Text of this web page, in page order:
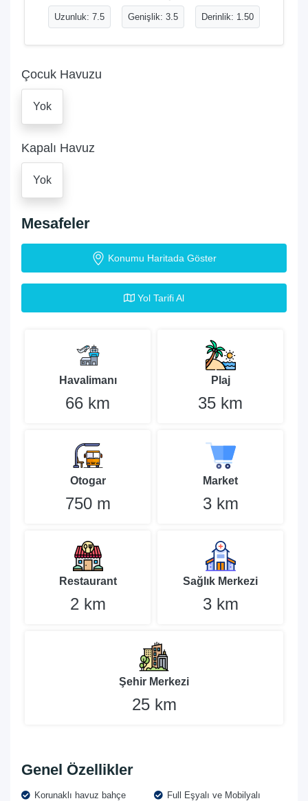
Uzunluk: 7.5 Genişlik: 3.5 Derinlik: 1.50
Çocuk Havuzu
Yok
Kapalı Havuz
Yok
Mesafeler
Konumu Haritada Göster
Yol Tarifi Al
Havalimanı
66 km
Plaj
35 km
Otogar
750 m
Market
3 km
Restaurant
2 km
Sağlık Merkezi
3 km
Şehir Merkezi
25 km
Genel Özellikler
Korunaklı havuz bahçe Full Eşyalı ve Mobilyalı